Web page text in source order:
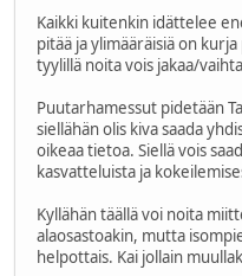
Kaikki kuitenkin idättelee
pitää ja ylimääräisiä on
tyylillä noita vois jakaa/
Puutarhamessut pidetään
siellähän olis kiva saada
oikeaa tietoa. Siellä vois
kasvatteluista ja
Kyllähän täällä voi noita
alaosastoakin, mutta
helpottais. Kai jollain